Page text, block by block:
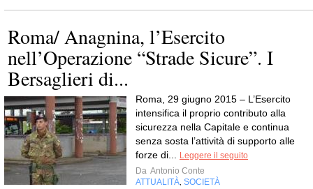
Roma/ Anagnina, l’Esercito
nell’Operazione “Strade Sicure”. I
Bersaglieri di...
Roma, 29 giugno 2015 – L’Esercito
intensifica il proprio contributo alla
sicurezza nella Capitale e continua
senza sosta l’attività di supporto alle
forze di...
Leggere il seguito
Da Antonio Conte
ATTUALITÀ SOCIETÀ